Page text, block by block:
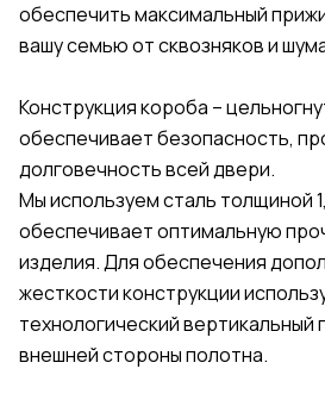
обеспечить максимальный
вашу семью от сквозняков и
Конструкция короба –
обеспечивает безопасность,
долговечность всей двери.
Мы используем сталь толщиной
обеспечивает оптимальную
изделия. Для обеспечения
жесткости конструкции
технологический вертикальный
внешней стороны полотна.